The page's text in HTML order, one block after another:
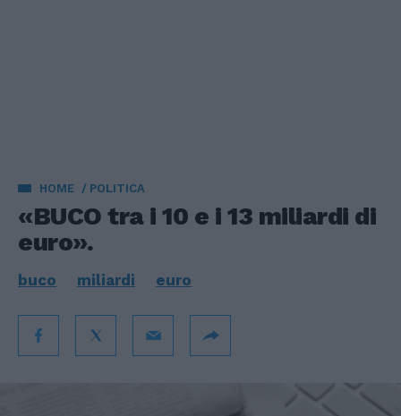
HOME POLITICA
«BUCO tra i 10 e i 13 miliardi di
euro».
buco miliardi euro